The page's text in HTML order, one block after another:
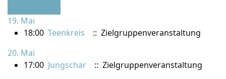
19. Mai
18:00 Teenkreis
:: Zielgruppenveranstaltung
20. Mai
17:00 Jungschar
:: Zielgruppenveranstaltung